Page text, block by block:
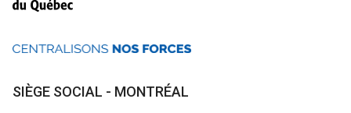
SIÈGE SOCIAL - MONTRÉAL